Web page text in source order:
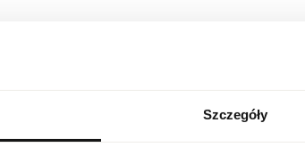
Szczegóły
USTAWIENIA REGIONALNE